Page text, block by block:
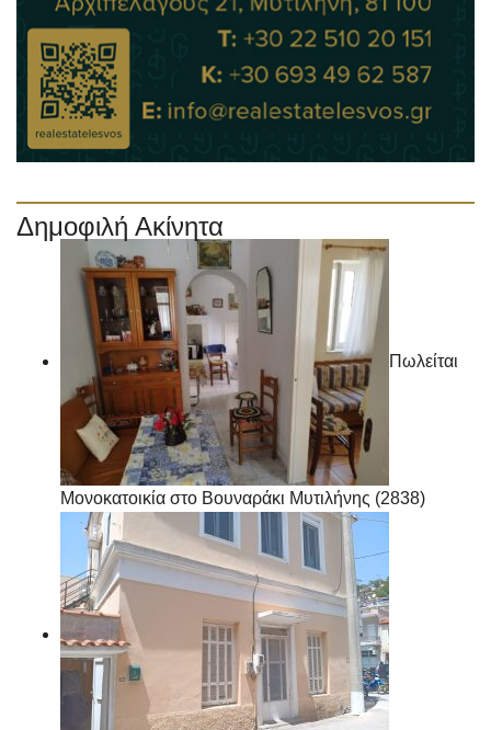
Δημοφιλή Ακίνητα
Πωλείται
Μονοκατοικία στο Βουναράκι Μυτιλήνης (2838)